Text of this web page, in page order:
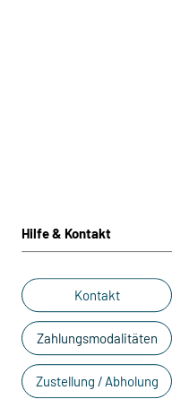
Hilfe & Kontakt
Kontakt
Zahlungsmodalitäten
Zustellung / Abholung